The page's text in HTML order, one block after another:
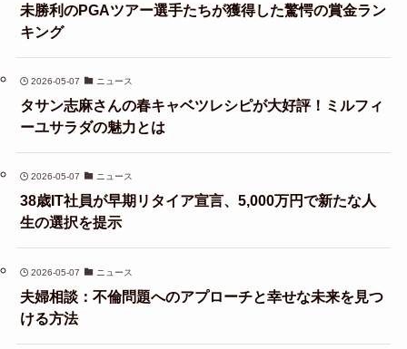
未勝利のPGAツアー選手たちが獲得した驚愕の賞金ラン
キング
2026-05-07 ニュース
タサン志麻さんの春キャベツレシピが大好評！ミルフィ
ーユサラダの魅力とは
2026-05-07 ニュース
38歳IT社員が早期リタイア宣言、5,000万円で新たな人
生の選択を提示
2026-05-07 ニュース
夫婦相談：不倫問題へのアプローチと幸せな未来を見つ
ける方法